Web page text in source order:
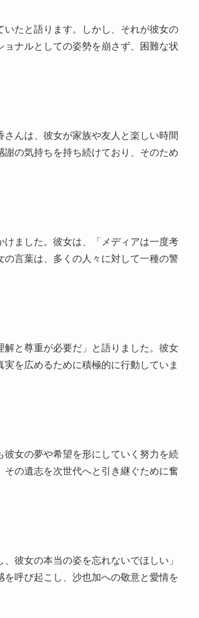
たと語ります。しかし、それが彼女の
ナルとしての姿勢を崩さず、困難な状
んは、彼女が家族や友人と楽しい時間
の気持ちを持ち続けており、そのため
ました。彼女は、「メディアは一度考
言葉は、多くの人々に対して一種の警
と尊重が必要だ」と語りました。彼女
を広めるために積極的に行動していま
女の夢や希望を形にしていく努力を続
の遺志を次世代へと引き継ぐために奮
彼女の本当の姿を忘れないでほしい」
呼び起こし、沙也加への敬意と愛情を